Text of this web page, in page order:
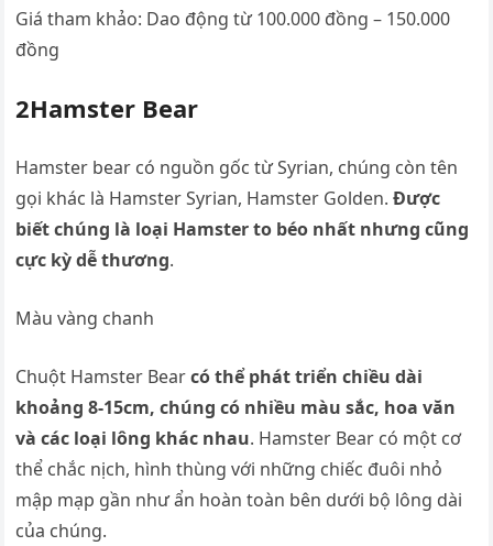
Giá tham khảo: Dao động từ 100.000 đồng – 150.000
đồng
2Hamster Bear
Hamster bear có nguồn gốc từ Syrian, chúng còn tên
gọi khác là Hamster Syrian, Hamster Golden.Được
biết chúng là loại Hamster to béo nhất nhưng cũng
cực kỳ dễ thương.
Màu vàng chanh
Chuột Hamster Bearcó thể phát triển chiều dài
khoảng 8-15cm, chúng có nhiều màu sắc, hoa văn
và các loại lông khác nhau. Hamster Bear có một cơ
thể chắc nịch, hình thùng với những chiếc đuôi nhỏ
mập mạp gần như ẩn hoàn toàn bên dưới bộ lông dài
của chúng.